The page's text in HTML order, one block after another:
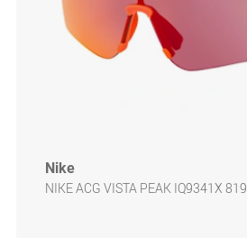
Nike
NIKE ACG VISTA PEAK IQ9341X 819